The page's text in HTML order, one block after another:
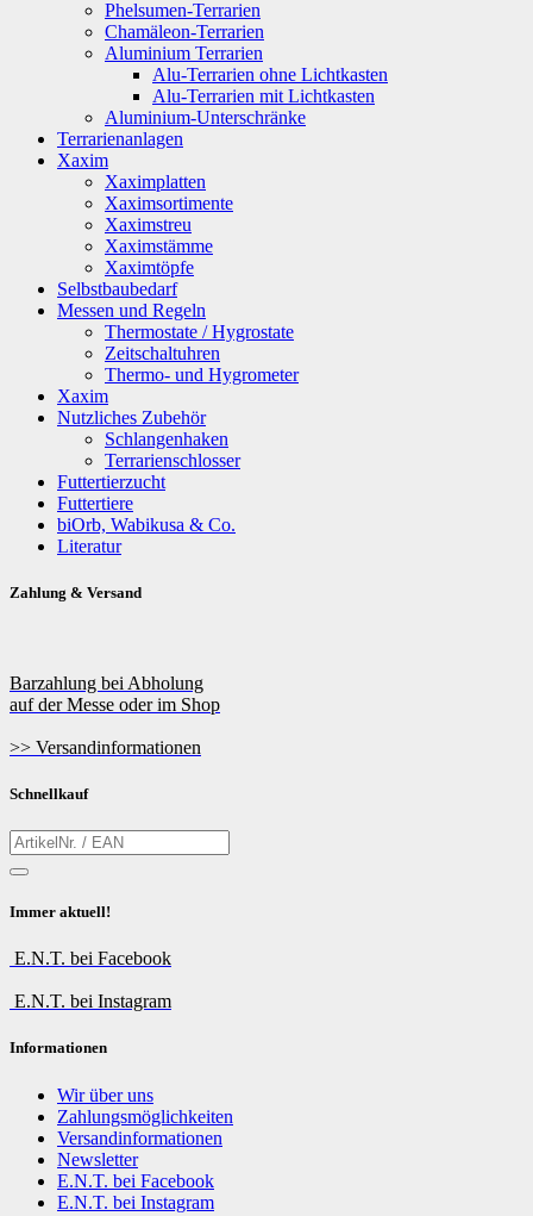
Phelsumen-Terrarien
Chamäleon-Terrarien
Aluminium Terrarien
Alu-Terrarien ohne Lichtkasten
Alu-Terrarien mit Lichtkasten
Aluminium-Unterschränke
Terrarienanlagen
Xaxim
Xaximplatten
Xaximsortimente
Xaximstreu
Xaximstämme
Xaximtöpfe
Selbstbaubedarf
Messen und Regeln
Thermostate / Hygrostate
Zeitschaltuhren
Thermo- und Hygrometer
Xaxim
Nutzliches Zubehör
Schlangenhaken
Terrarienschlosser
Futtertierzucht
Futtertiere
biOrb, Wabikusa & Co.
Literatur
Zahlung & Versand
Barzahlung bei Abholung
auf der Messe oder im Shop
>> Versandinformationen
Schnellkauf
Immer aktuell!
E.N.T. bei Facebook
E.N.T. bei Instagram
Informationen
Wir über uns
Zahlungsmöglichkeiten
Versandinformationen
Newsletter
E.N.T. bei Facebook
E.N.T. bei Instagram